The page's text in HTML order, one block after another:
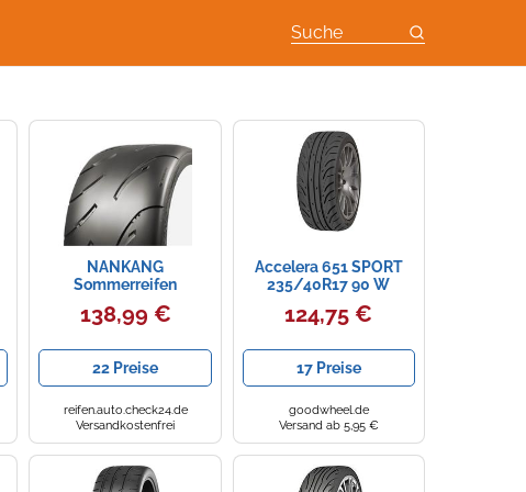
Suche
NANKANG
Sommerreifen
SPORTNEX AR1 - 1x
205/50ZR15 89W
138,99 €
22 Preise
reifen.auto.check24.de
Versandkostenfrei
Accelera 651 SPORT
235/40R17 90 W
TWI200 SEMISLICK
124,75 €
17 Preise
goodwheel.de
Versand ab 5,95 €